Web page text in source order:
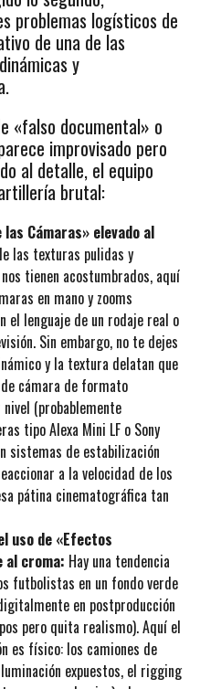
problemas logísticos de
de una de las
y
«falso documental» o
improvisado pero
al detalle, el equipo
brutal:
Cámaras» elevado al
las texturas pulidas y
tienen acostumbrados, aquí
en mano y zooms
el lenguaje de un rodaje real o
Sin embargo, no te dejes
y la textura delatan que
cámara de formato
(probablemente
tipoAlexa Mini LF o Sony
sistemas de estabilización
a la velocidad de los
pátina cinematográfica tan
uso de «Efectos
croma: Hay una tendencia
futbolistas en un fondo verde
en postproducción
pero quita realismo). Aquí el
es físico: los camiones de
expuestos, el rigging